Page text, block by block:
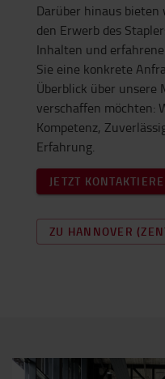
Darüber hinaus
den Erwerb des
Inhalten und
Sie eine konkrete
Überblick über unsere
verschaffen möchten:
Kompetenz,
Erfahrung.
JETZT
ZU HANNOVER